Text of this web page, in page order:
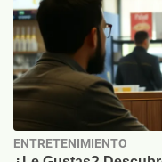
ENTRETENIMIENTO